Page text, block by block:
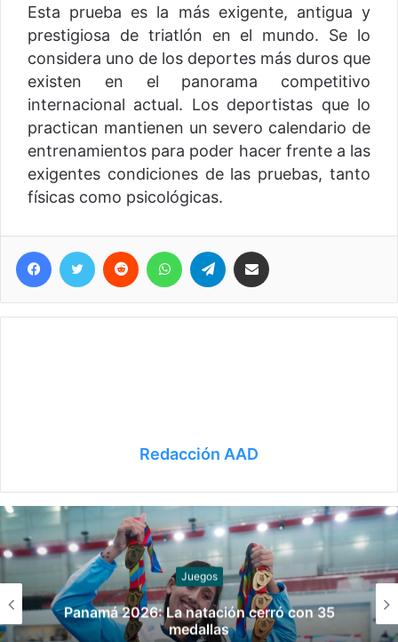
Esta prueba es la más exigente, antigua y
prestigiosa de triatlón en el mundo. Se lo
considera uno de los deportes más duros que
existen en el panorama competitivo
internacional actual. Los deportistas que lo
practican mantienen un severo calendario de
entrenamientos para poder hacer frente a las
exigentes condiciones de las pruebas, tanto
físicas como psicológicas.
Telegram
Redacción AAD
Juegos
Panamá 2026: La natación cerró con 35
medallas